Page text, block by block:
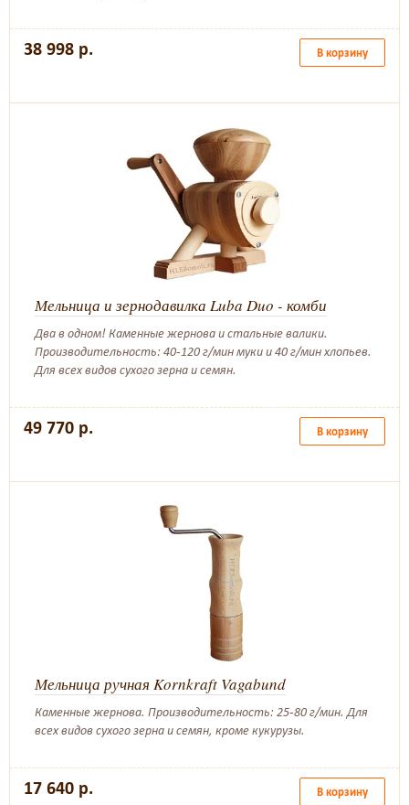
38 998 р. В корзину
Мельница и зернодавилка Luba Duo - комби
Два в одном! Каменные жернова и стальные валики.
Производительность: 40-120 г/мин муки и 40 г/мин хлопьев.
Для всех видов сухого зерна и семян.
49 770 р. В корзину
Мельница ручная Kornkraft Vagabund
Каменные жернова. Производительность: 25-80 г/мин. Для
всех видов сухого зерна и семян, кроме кукурузы.
17 640 р. В корзину